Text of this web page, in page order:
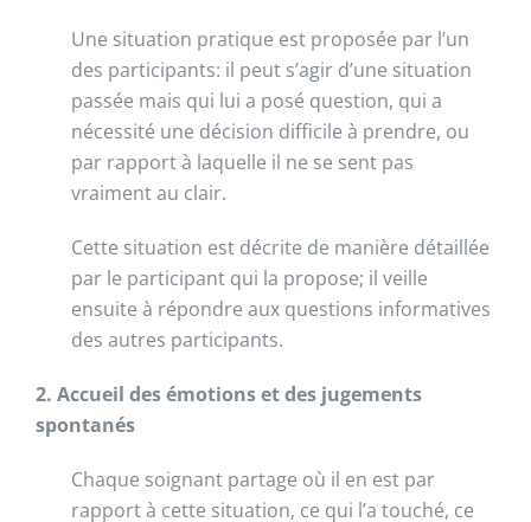
Une situation pratique est proposée par l’un
des participants: il peut s’agir d’une situation
passée mais qui lui a posé question, qui a
nécessité une décision difficile à prendre, ou
par rapport à laquelle il ne se sent pas
vraiment au clair.
Cette situation est décrite de manière détaillée
par le participant qui la propose; il veille
ensuite à répondre aux questions informatives
des autres participants.
2. Accueil des émotions et des jugements
spontanés
Chaque soignant partage où il en est par
rapport à cette situation, ce qui l’a touché, ce